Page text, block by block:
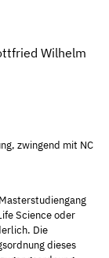
Wilhelm
zwingend mit NC
Science oder
Die
dieses